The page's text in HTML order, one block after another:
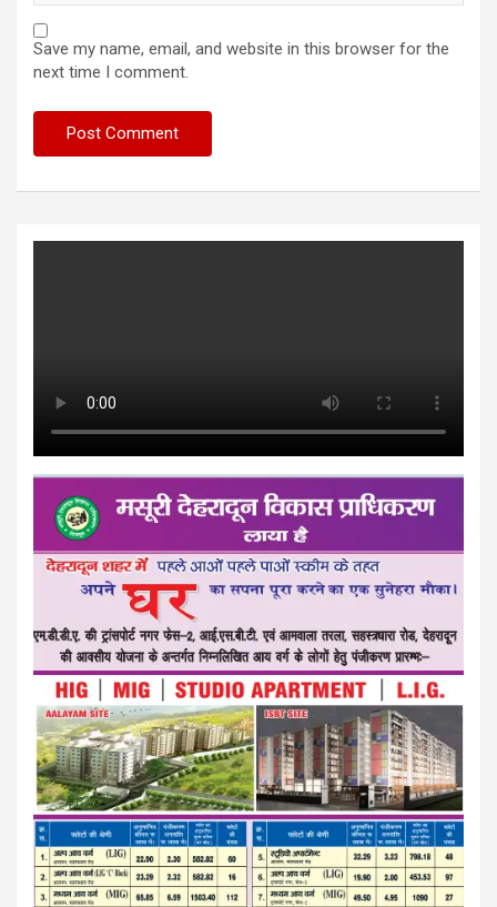
Save my name, email, and website in this browser for the
next time I comment.